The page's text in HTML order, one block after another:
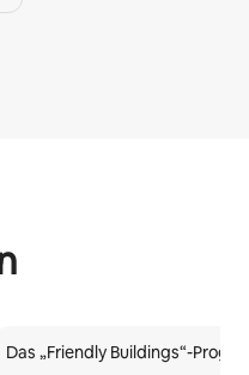
Das „Friendly Buildings“-